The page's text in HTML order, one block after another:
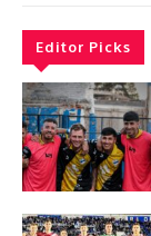
Editor Picks